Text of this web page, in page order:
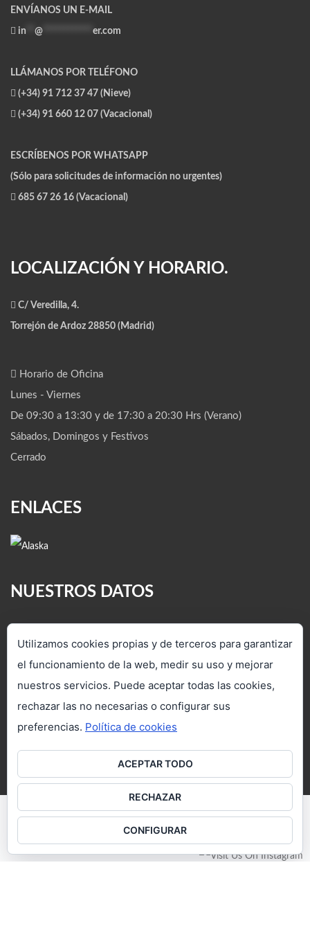
ENVÍANOS UN E-MAIL
in @ er.com
LLÁMANOS POR TELÉFONO
(+34) 91 712 37 47 (Nieve)
(+34) 91 660 12 07 (Vacacional)
ESCRÍBENOS POR WHATSAPP
(Sólo para solicitudes de información no urgentes)
685 67 26 16 (Vacacional)
LOCALIZACIÓN Y HORARIO.
C/ Veredilla, 4.
Torrejón de Ardoz 28850 (Madrid)
Horario de Oficina
Lunes - Viernes
De 09:30 a 13:30 y de 17:30 a 20:30 Hrs (Verano)
Sábados, Domingos y Festivos
Cerrado
ENLACES
NUESTROS DATOS
(+34) 91 712 37 47 - 91 660 12 07
www.viajesacipiter.com
in**@************er.com
Política de Privacidad
Utilizamos cookies propias y de terceros para garantizar
el funcionamiento de la web, medir su uso y mejorar
nuestros servicios. Puede aceptar todas las cookies,
rechazar las no necesarias o configurar sus
preferencias. Política de cookies
ACEPTAR TODO
RECHAZAR
CONFIGURAR